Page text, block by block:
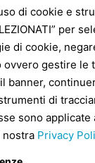
di cookie e
per
di cookie,
ovvero gestire le
banner,
di
sono applicate
nostra Privacy